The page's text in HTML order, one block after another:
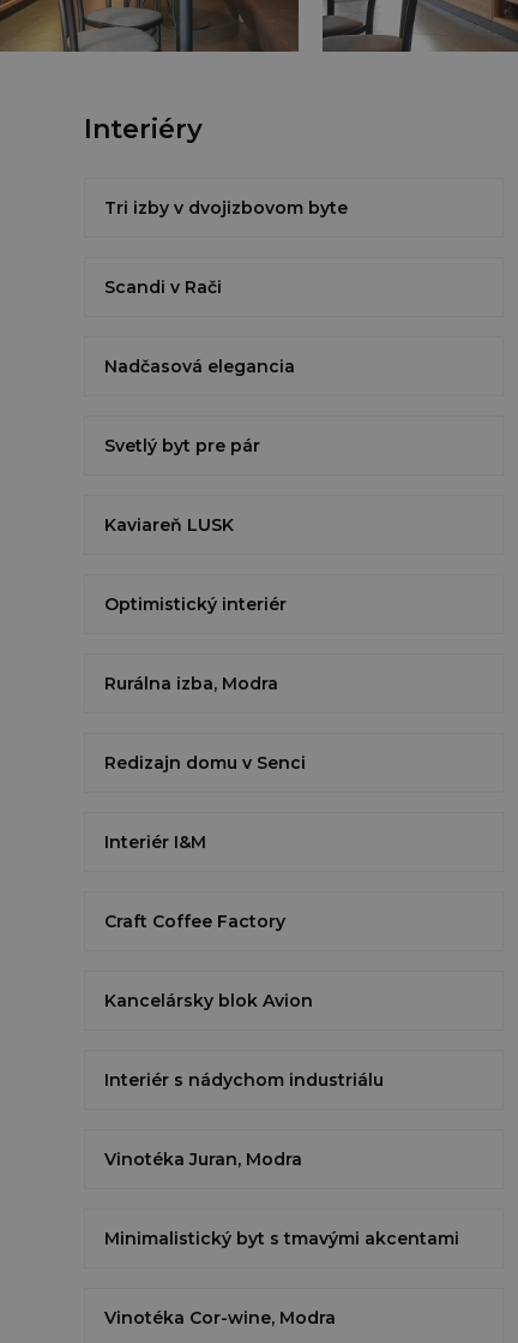
Interiéry
Tri izby v dvojizbovom byte
Scandi v Rači
Nadčasová elegancia
Svetlý byt pre pár
Kaviareň LUSK
Optimistický interiér
Rurálna izba, Modra
Redizajn domu v Senci
Interiér I&M
Craft Coffee Factory
Kancelársky blok Avion
Interiér s nádychom industriálu
Vinotéka Juran, Modra
Minimalistický byt s tmavými akcentami
Vinotéka Cor-wine, Modra